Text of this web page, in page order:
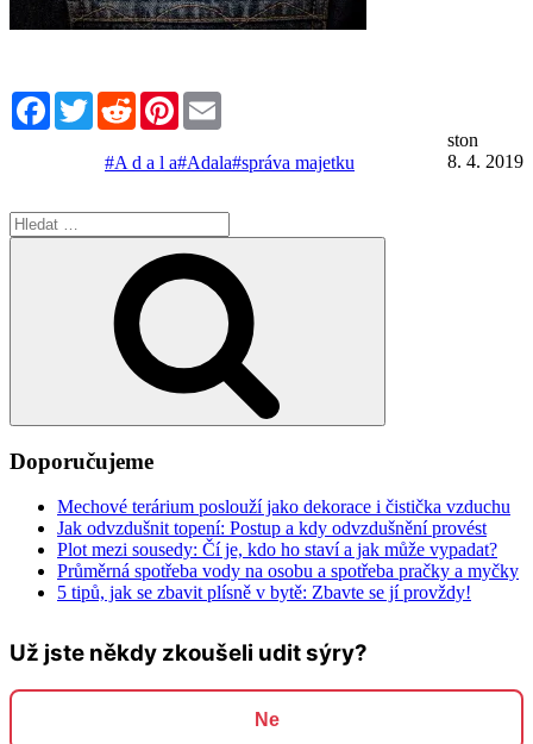
FacebookTwitterRedditPinterest
ston
8. 4. 2019
#A d a l a#Adala#správa majetku
Hledat:
Doporučujeme
Mechové terárium poslouží jako dekorace i čistička vzduchu
Jak odvzdušnit topení: Postup a kdy odvzdušnění provést
Plot mezi sousedy: Čí je, kdo ho staví a jak může vypadat?
Průměrná spotřeba vody na osobu a spotřeba pračky a myčky
5 tipů, jak se zbavit plísně v bytě: Zbavte se jí provždy!
Už jste někdy zkoušeli udit sýry?
Ne